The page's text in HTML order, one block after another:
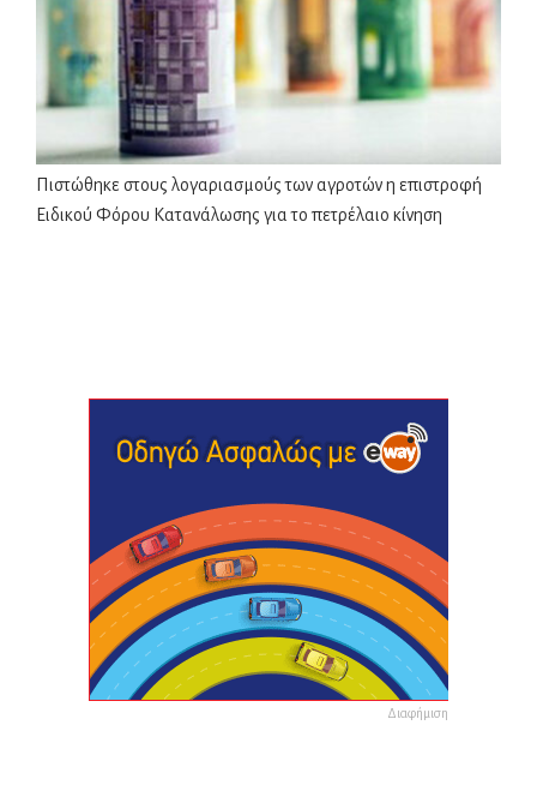
Πιστώθηκε στους λογαριασμούς των αγροτών η επιστροφή
Ειδικού Φόρου Κατανάλωσης για το πετρέλαιο κίνηση
Διαφήμιση